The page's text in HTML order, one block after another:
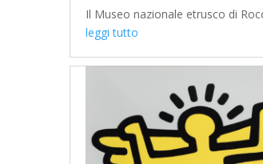
Il Museo nazionale etrusco di
leggi tutto